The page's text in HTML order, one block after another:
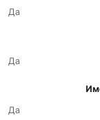
Да
Да
Да